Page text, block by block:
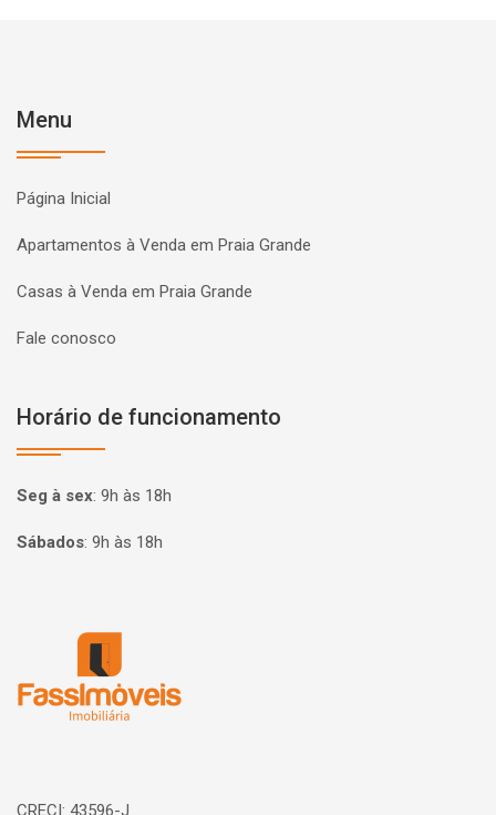
Menu
Página Inicial
Apartamentos à Venda em Praia Grande
Casas à Venda em Praia Grande
Fale conosco
Horário de funcionamento
Seg à sex: 9h às 18h
Sábados: 9h às 18h
CRECI: 43596-J